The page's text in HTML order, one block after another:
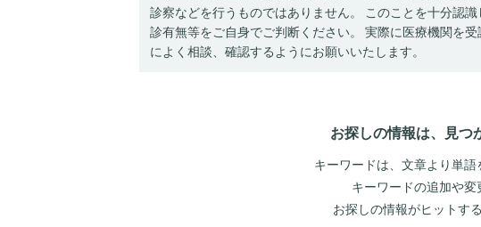
診察などを行うものではありません。 このことを十分認
診有無等をご自身でご判断ください。 実際に医療機関を
によく相談、確認するようにお願いいたします。
お探しの情報は、見つ
キーワードは、文章より単語
キーワードの追加や変
お探しの情報がヒットす